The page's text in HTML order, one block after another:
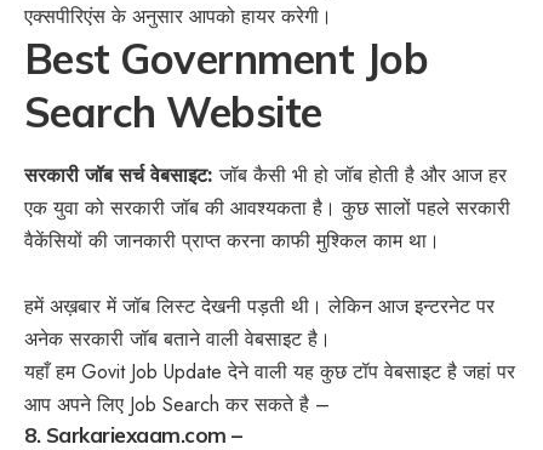
एक्सपीरिएंस के अनुसार आपको हायर करेगी।
Best Government Job
Search Website
सरकारी जॉब सर्च वेबसाइट:जॉब कैसी भी हो जॉब होती है और आज हर
एक युवा को सरकारी जॉब की आवश्यकता है। कुछ सालों पहले सरकारी
वैकेंसियों की जानकारी प्राप्त करना काफी मुश्किल काम था।
हमें अख़बार में जॉब लिस्ट देखनी पड़ती थी। लेकिन आज इन्टरनेट पर
अनेक सरकारी जॉब बताने वाली वेबसाइट है।
यहाँ हम Govit Job Update देने वाली यह कुछ टॉप वेबसाइट है जहां पर
आप अपने लिए Job Search कर सकते है –
8. Sarkariexaam.com –